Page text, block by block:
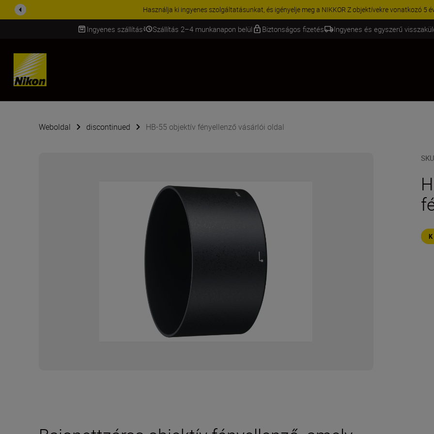
Használja ki ingyenes szolgáltatásunkat, és igényelje meg a NIKKOR Z objektívekre vonatkozó 5 éves g...
Ingyenes szállítás Szállítás 2–4 munkanapon belül Biztonságos fizetés Ingyenes és egyszerű
SKIP
Weboldal discontinued HB-55 objektív fényellenző vásárlói oldal
SKU